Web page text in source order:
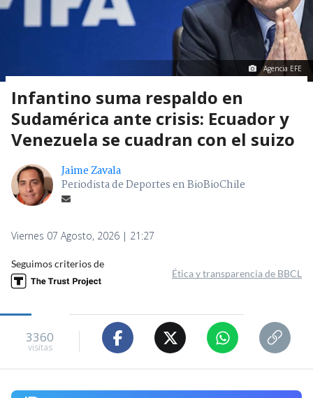
Agencia EFE
Infantino suma respaldo en
Sudamérica ante crisis: Ecuador y
Venezuela se cuadran con el suizo
Jaime Zavala
Periodista de Deportes en BioBioChile
Viernes 07 Agosto, 2026 | 21:27
Seguimos criterios de
Ética y transparencia de BBCL
3360
visitas